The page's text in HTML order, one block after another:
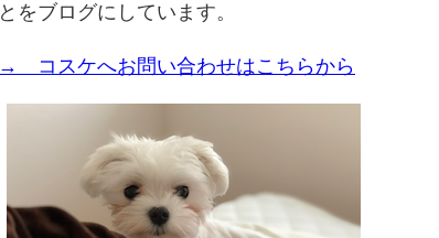
とをブログにしています。
→ コスケへお問い合わせはこちらから